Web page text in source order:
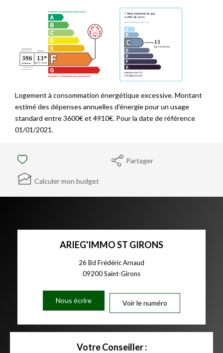
Logement à consommation énergétique excessive. Montant
estimé des dépenses annuelles d'énergie pour un usage
standard entre 3600€ et 4910€. Pour la date de référence
01/01/2021.
Partager
Calculer mon budget
ARIEG'IMMO ST GIRONS
26 Bd Frédéric Arnaud
09200Saint-Girons
Nous écrire Voir le numéro
Votre Conseiller :